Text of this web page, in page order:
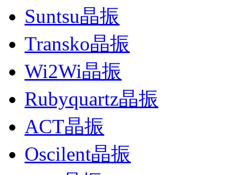
Suntsu晶振
Transko晶振
Wi2Wi晶振
Rubyquartz晶振
ACT晶振
Oscilent晶振